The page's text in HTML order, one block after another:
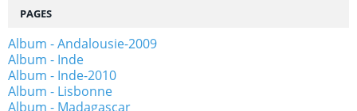
PAGES
Album - Andalousie-2009
Album - Inde
Album - Inde-2010
Album - Lisbonne
Album - Madagascar